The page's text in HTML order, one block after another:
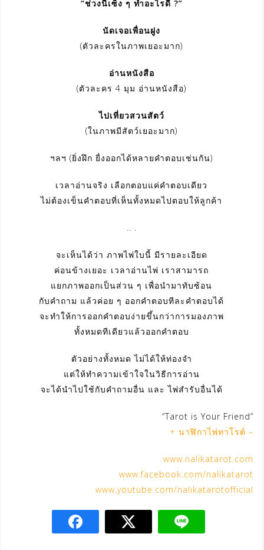
“ช่วงนี้เซ็ง ๆ ทำอะไรดี ?”
นัดเจอเพื่อนฝูง
(ตัวละครในภาพเยอะมาก)
อ่านหนังสือ
(ตัวละคร 4 มุม อ่านหนังสือ)
ไปเที่ยวสวนสัตว์
(ในภาพมีสัตว์เยอะมาก)
ฯลฯ (ยิ่งฝึก ยื่งออกได้หลายคำตอบเช่นกัน)
เวลาอ่านจริง เลือกตอบแค่คำตอบเดียว
ไม่ต้องเข็นคำตอบที่เห็นทั้งหมดไปตอบให้ลูกค้า
จะเห็นได้ว่า ภาพไพ่ใบนี้ มีรายละเอียด
ค่อนข้างเยอะ เวลาอ่านไพ่ เราสามารถ
แยกภาพออกเป็นส่วน ๆ เพื่อนำมาทับซ้อน
กับคำถาม แล้วค่อย ๆ ออกคำตอบทีละคำตอบได้
จะทำให้การออกคำตอบง่ายขึ้นกว่าการมองภาพ
ทั้งหมดทีเดียวแล้วออกคำตอบ
ตัวอย่างทั้งหมด ไม่ได้ให้ท่องจำ
แต่ให้ทำความเข้าใจในวิธีการอ่าน
จะได้นำไปใช้กับคำถามอื่น และ ไพ่สำรับอื่นได้
“Tarot is Your Friend”
+ นาฬิกาไพ่ทาโรต์ –
www.nalikatarot.com
www.facebook.com/nalikatarot
www.youtube.com/nalikatarotofficial